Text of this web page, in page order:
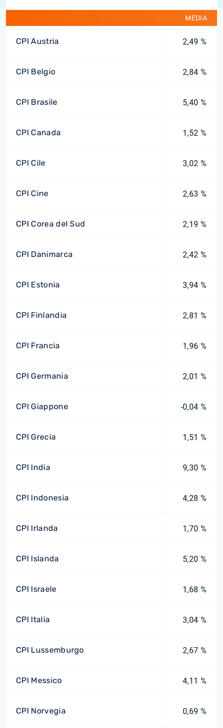
MEDIA
CPI Austria 2,49 %
CPI Belgio 2,84 %
CPI Brasile 5,40 %
CPI Canada 1,52 %
CPI Cile 3,02 %
CPI Cine 2,63 %
CPI Corea del Sud 2,19 %
CPI Danimarca 2,42 %
CPI Estonia 3,94 %
CPI Finlandia 2,81 %
CPI Francia 1,96 %
CPI Germania 2,01 %
CPI Giappone -0,04 %
CPI Grecia 1,51 %
CPI India 9,30 %
CPI Indonesia 4,28 %
CPI Irlanda 1,70 %
CPI Islanda 5,20 %
CPI Israele 1,68 %
CPI Italia 3,04 %
CPI Lussemburgo 2,67 %
CPI Messico 4,11 %
CPI Norvegia 0,69 %